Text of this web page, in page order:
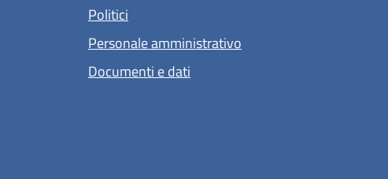
Politici
Personale amministrativo
Documenti e dati